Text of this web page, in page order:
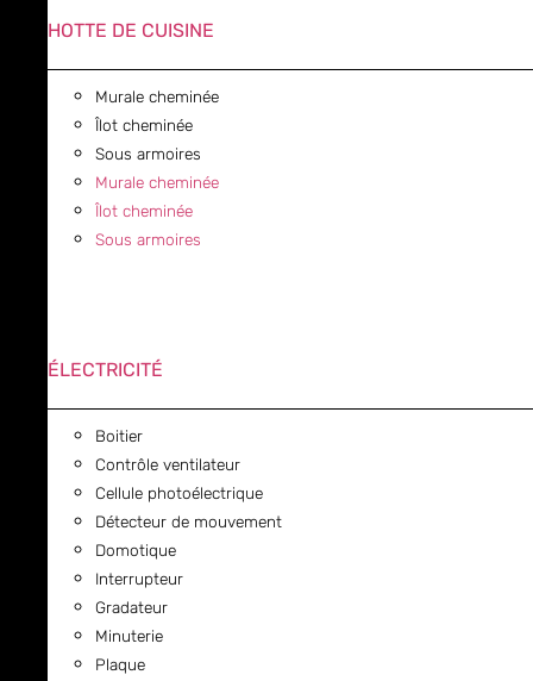
HOTTE DE CUISINE
Murale cheminée
Îlot cheminée
Sous armoires
Murale cheminée
Îlot cheminée
Sous armoires
ÉLECTRICITÉ
Boitier
Contrôle ventilateur
Cellule photoélectrique
Détecteur de mouvement
Domotique
Interrupteur
Gradateur
Minuterie
Plaque